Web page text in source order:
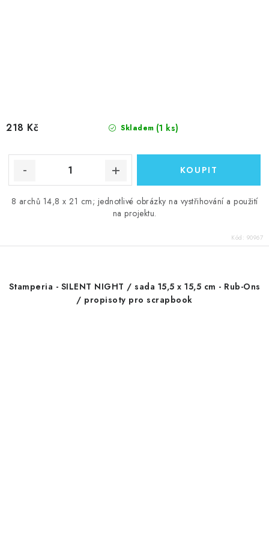
Skladem (1 ks)
218 Kč
8 archů 14,8 x 21 cm; jednotlivé obrázky na vystřihování a použití
na projektu.
Kód: 90967
Stamperia - SILENT NIGHT / sada 15,5 x 15,5 cm - Rub-Ons
/ propisoty pro scrapbook